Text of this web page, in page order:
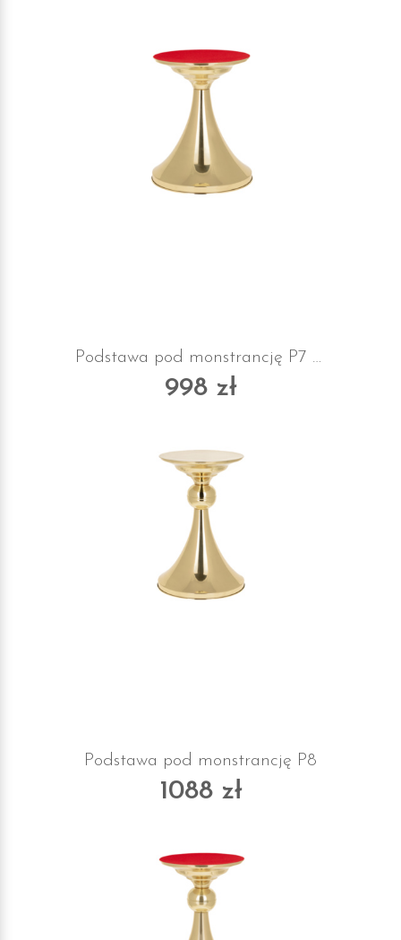
Podstawa pod monstrancję P7 z suknem
998 zł
Podstawa pod monstrancję P8
1088 zł